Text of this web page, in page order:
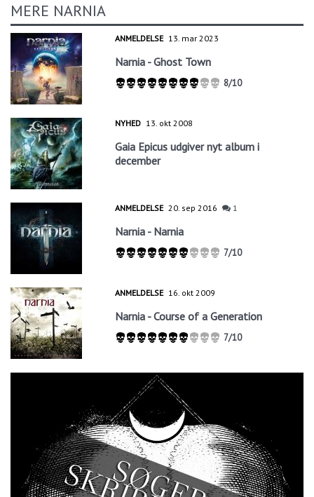
MERE NARNIA
ANMELDELSE 13. mar 2023
Narnia - Ghost Town
8/10
NYHED 13. okt 2008
Gaia Epicus udgiver nyt album i
december
ANMELDELSE 20. sep 2016 1
Narnia - Narnia
7/10
ANMELDELSE 16. okt 2009
Narnia - Course of a Generation
7/10